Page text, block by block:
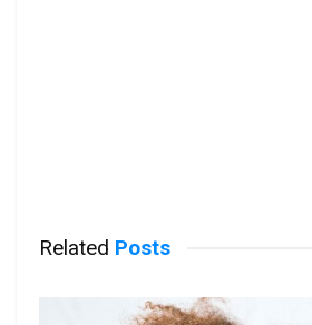
Related Posts